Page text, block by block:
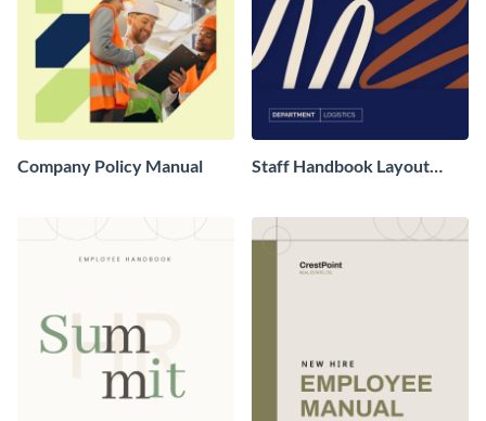
Company Policy Manual
Staff Handbook Layout